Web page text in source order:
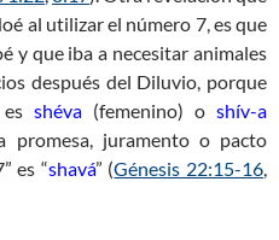
al utilizar el número 7, es que
y que iba a necesitar animales
después del Diluvio, porque
shéva (femenino) o shív-a
promesa, juramento o pacto
es “shavá” (Génesis 22:15-16,